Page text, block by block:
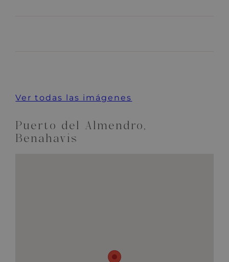
Ver todas las imágenes
Puerto del Almendro,
Benahavis